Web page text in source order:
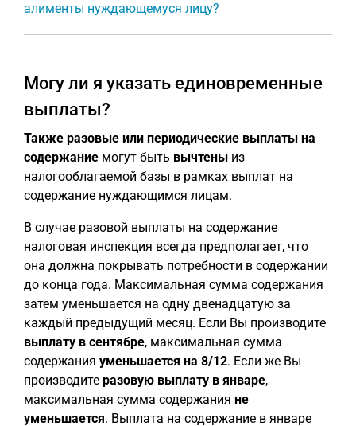
алименты нуждающемуся лицу?
Могу ли я указать единовременные
выплаты?
Также разовые или периодические выплаты на
содержание могут быть вычтены из
налогооблагаемой базы в рамках выплат на
содержание нуждающимся лицам.
В случае разовой выплаты на содержание
налоговая инспекция всегда предполагает, что
она должна покрывать потребности в содержании
до конца года. Максимальная сумма содержания
затем уменьшается на одну двенадцатую за
каждый предыдущий месяц. Если Вы производите
выплату в сентябре, максимальная сумма
содержания уменьшается на 8/12. Если же Вы
производите разовую выплату в январе,
максимальная сумма содержания не
уменьшается. Выплата на содержание в январе